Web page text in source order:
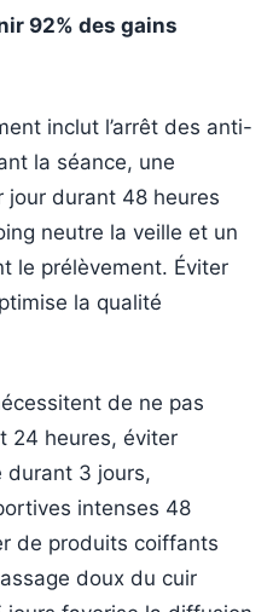
92% des gains
inclut l’arrêt des anti-
la séance, une
durant 48 heures
neutre la veille et un
le prélèvement. Éviter
la qualité
de ne pas
24 heures, éviter
durant 3 jours,
intenses 48
de produits coiffants
doux du cuir